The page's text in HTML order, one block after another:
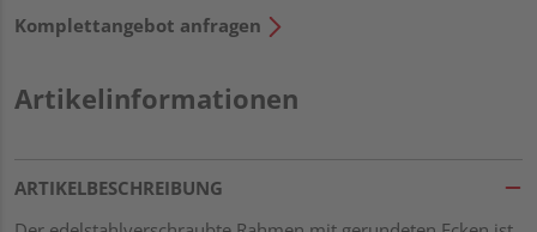
Komplettangebot anfragen
Artikelinformationen
ARTIKELBESCHREIBUNG